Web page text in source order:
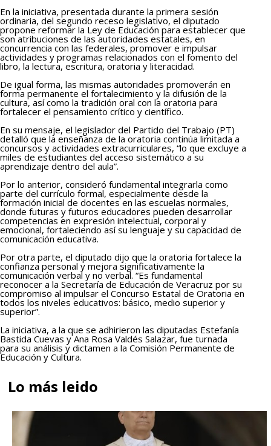
En la iniciativa, presentada durante la primera sesión
ordinaria, del segundo receso legislativo, el diputado
propone reformar la Ley de Educación para establecer que
son atribuciones de las autoridades estatales, en
concurrencia con las federales, promover e impulsar
actividades y programas relacionados con el fomento del
libro, la lectura, escritura, oratoria y literacidad.
De igual forma, las mismas autoridades promoverán en
forma permanente el fortalecimiento y la difusión de la
cultura, así como la tradición oral con la oratoria para
fortalecer el pensamiento crítico y científico.
En su mensaje, el legislador del Partido del Trabajo (PT)
detalló que la enseñanza de la oratoria continúa limitada a
concursos y actividades extracurriculares, “lo que excluye a
miles de estudiantes del acceso sistemático a su
aprendizaje dentro del aula”.
Por lo anterior, consideró fundamental integrarla como
parte del currículo formal, especialmente desde la
formación inicial de docentes en las escuelas normales,
donde futuras y futuros educadores pueden desarrollar
competencias en expresión intelectual, corporal y
emocional, fortaleciendo así su lenguaje y su capacidad de
comunicación educativa.
Por otra parte, el diputado dijo que la oratoria fortalece la
confianza personal y mejora significativamente la
comunicación verbal y no verbal. “Es fundamental
reconocer a la Secretaría de Educación de Veracruz por su
compromiso al impulsar el Concurso Estatal de Oratoria en
todos los niveles educativos: básico, medio superior y
superior”.
La iniciativa, a la que se adhirieron las diputadas Estefanía
Bastida Cuevas y Ana Rosa Valdés Salazar, fue turnada
para su análisis y dictamen a la Comisión Permanente de
Educación y Cultura.
Lo más leido